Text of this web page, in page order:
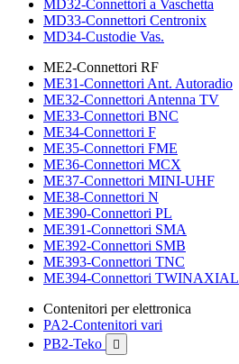
MD32-Connettori a Vaschetta
MD33-Connettori Centronix
MD34-Custodie Vas.
ME2-Connettori RF
ME31-Connettori Ant. Autoradio
ME32-Connettori Antenna TV
ME33-Connettori BNC
ME34-Connettori F
ME35-Connettori FME
ME36-Connettori MCX
ME37-Connettori MINI-UHF
ME38-Connettori N
ME390-Connettori PL
ME391-Connettori SMA
ME392-Connettori SMB
ME393-Connettori TNC
ME394-Connettori TWINAXIAL
Contenitori per elettronica
PA2-Contenitori vari
PB2-Teko
